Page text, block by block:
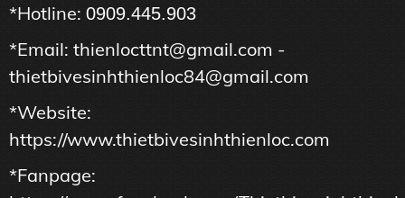
*Hotline: 0909.445.903
*Email: thienlocttnt@gmail.com -
thietbivesinhthienloc84@gmail.com
*Website:
https://www.thietbivesinhthienloc.com
*Fanpage: